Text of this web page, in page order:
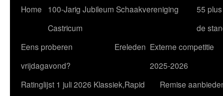
Home
100-Jarig Jubileum Schaakvereniging
Castricum
55
de
Eens proberen
vrijdagavond?
Ereleden Externe competitie
2025-2026
Ratinglijst 1 juli 2026 Klassiek,Rapid
Remise